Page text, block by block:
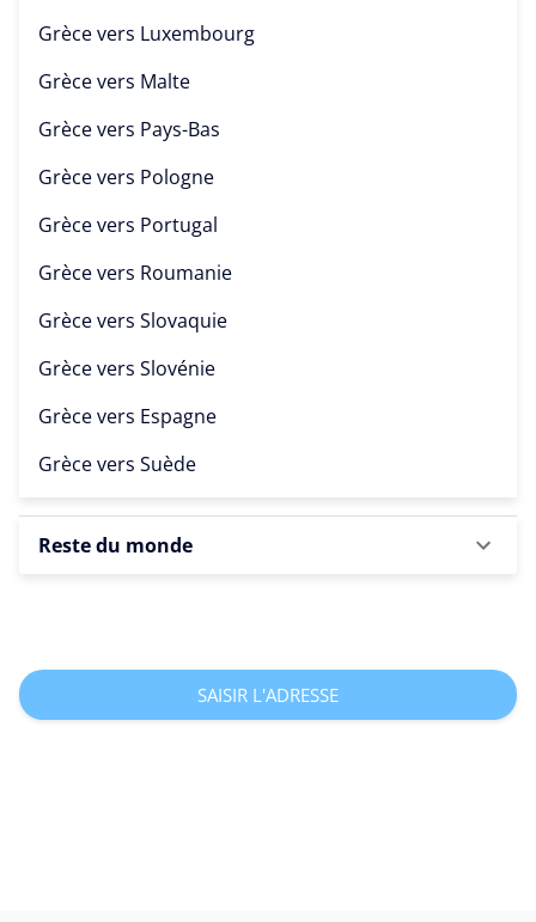
Grèce vers Luxembourg
Grèce vers Malte
Grèce vers Pays-Bas
Grèce vers Pologne
Grèce vers Portugal
Grèce vers Roumanie
Grèce vers Slovaquie
Grèce vers Slovénie
Grèce vers Espagne
Grèce vers Suède
Reste du monde
SAISIR L'ADRESSE